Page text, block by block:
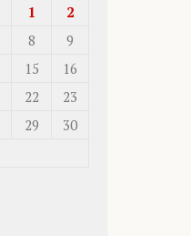
1
2
8
9
15
16
22
23
29
30